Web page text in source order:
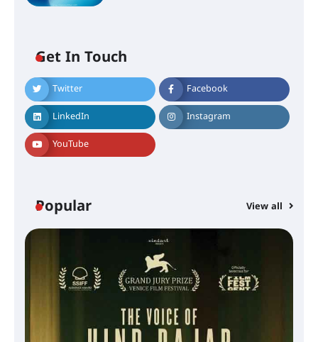
Get In Touch
Twitter Facebook
LinkedIn Instagram
YouTube
Popular View all
സെന്റ് ജോസഫ്സ് കോളജ്
കോമേഴ്‌സ് അസോസിയേഷന്
തുടക്കമായി
കോമേഴ്സ് എക്സ്പോയുമായി